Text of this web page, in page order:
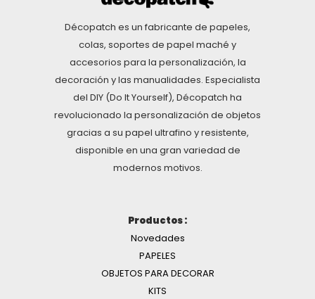
Décopatch es un fabricante de papeles,
colas, soportes de papel maché y
accesorios para la personalización, la
decoración y las manualidades. Especialista
del DIY (Do It Yourself), Décopatch ha
revolucionado la personalización de objetos
gracias a su papel ultrafino y resistente,
disponible en una gran variedad de
modernos motivos.
Productos :
Novedades
PAPELES
OBJETOS PARA DECORAR
KITS